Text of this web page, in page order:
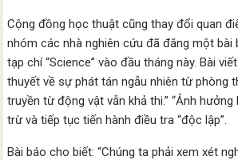
Cộng đồng học thuật cũng thay đổi quan
nhóm các nhà nghiên cứu đã đăng một bài
tạp chí “Science” vào đầu tháng này. Bài
thuyết về sự phát tán ngẫu nhiên từ phòng
truyền từ động vật vẫn khả thi.” “Ảnh
trừ và tiếp tục tiến hành điều tra “độc lập”.
Bài báo cho biết: “Chúng ta phải xem xét